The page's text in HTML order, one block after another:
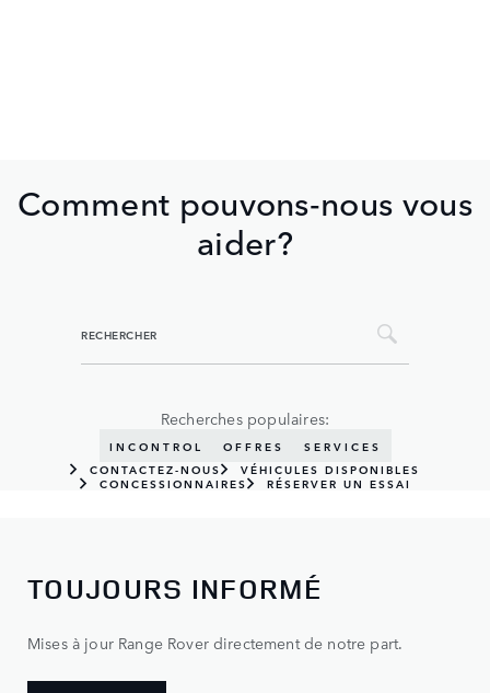
Comment pouvons-nous vous
aider?
Recherches populaires:
INCONTROL OFFRES
SERVICES
CONTACTEZ-NOUS
VÉHICULES DISPONIBLES
CONCESSIONNAIRES
RÉSERVER UN ESSAI
TOUJOURS INFORMÉ
Mises à jour Range Rover directement de notre part.